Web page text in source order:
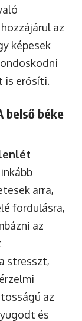
az
képesek
is erősíti.
belső béke
arra,
fordulásra,
az
stresszt,
az
és